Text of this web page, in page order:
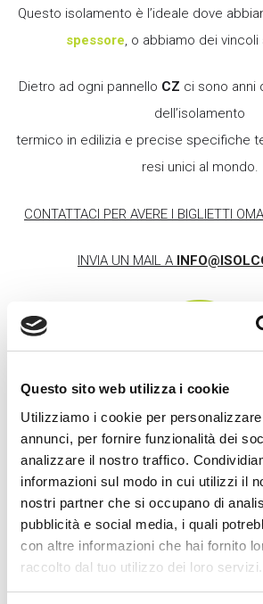
Questo sito web utilizza i cookie
Utilizziamo i cookie per
annunci, per fornire funzionalità dei
analizzare il nostro traffico.
informazioni sul modo in cui utilizzi il
nostri partner che si occupano di
pubblicità e social media, i quali
con altre informazioni che hai fornito
raccolto dal tuo utilizzo dei loro servizi.
Questo isolamento è l’ideale dove
spessore, o abbiamo dei
Dietro ad ogni pannello CZ ci sono anni
dell’isolamento
termico in edilizia e precise specifiche
resi unici al mondo.
CONTATTACI PER AVERE I BIGLIETTI
INVIA UN MAIL A
ARTICOLI RECENTI